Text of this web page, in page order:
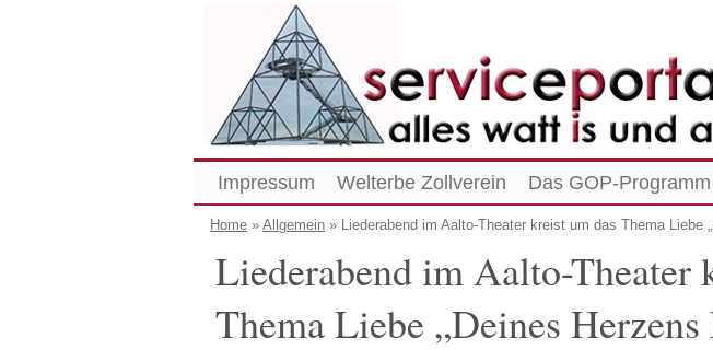
Impressum Welterbe Zollverein Das GOP-
Home » Allgemein » Liederabend im Aalto-Theater kreist um das Thema Liebe
Liederabend im Aalto-Theater
Thema Liebe „Deines Herzens